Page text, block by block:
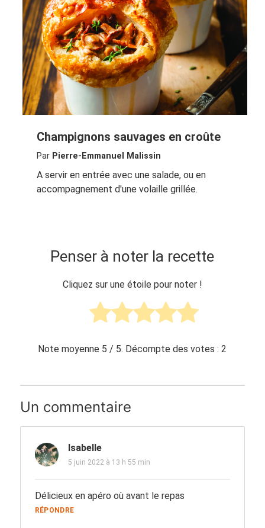
Champignons sauvages en croûte
Par Pierre-Emmanuel Malissin
A servir en entrée avec une salade, ou en
accompagnement d'une volaille grillée.
Penser à noter la recette
Cliquez sur une étoile pour noter !
Note moyenne 5 / 5. Décompte des votes :2
Un commentaire
Isabelle
5 juin 2022 à 13 h 55 min
Délicieux en apéro où avant le repas
RÉPONDRE